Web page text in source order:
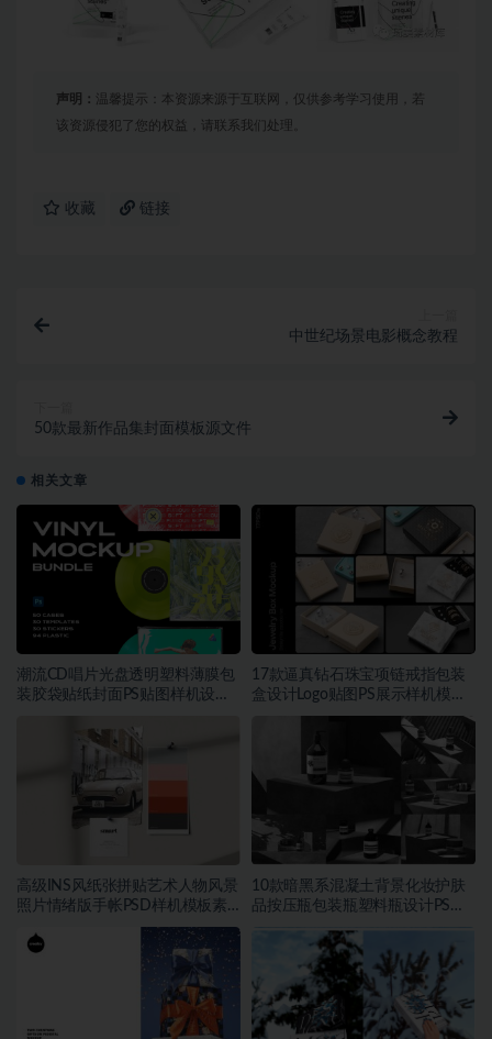
声明： 温馨提示：本资源来源于互联网，仅供参考学习使用，若
该资源侵犯了您的权益，请联系我们处理。
收藏 链接
中世纪场景电影概念教程
50款最新作品集封面模板源文件
相关文章
潮流CD唱片光盘透明塑料薄膜包
装胶袋贴纸封面PS贴图样机设计
17款逼真钻石珠宝项链戒指包装
盒设计Logo贴图PS展示样机模板
高级INS风纸张拼贴艺术人物风景
照片情绪版手帐PSD样机模板素
10款暗黑系混凝土背景化妆护肤
品按压瓶包装瓶塑料瓶设计PS展